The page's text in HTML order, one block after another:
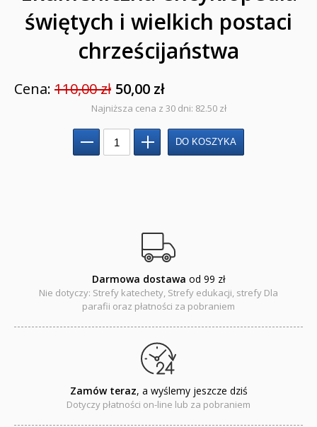
Książki religijne dla dzieci
Pomoce dydaktyczne
PROMOCJA ZESTAWY STARTOWE KAKADU
WYPRZEDAŻ
RELIGIJNE
PORADNIKI
świętych i wielkich postaci
chrześcijaństwa
Cena: 110,00 zł 50,00 zł
Najniższa cena z 30 dni: 82.50 zł
Darmowa dostawa od 99 zł
Nie dotyczy: Strefy katechety, Strefy edukacji, strefy Dla
parafii oraz płatności za pobraniem
Zamów teraz, a wyślemy jeszcze dziś
Dotyczy płatności on-line lub za pobraniem